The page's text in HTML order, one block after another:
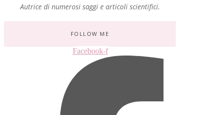
Autrice di numerosi saggi e articoli scientifici.
FOLLOW ME
Facebook-f